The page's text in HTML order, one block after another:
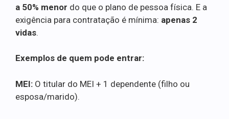
a 50% menor do que o plano de pessoa física. E a
exigência para contratação é mínima: apenas 2
vidas.
Exemplos de quem pode entrar:
MEI: O titular do MEI + 1 dependente (filho ou
esposa/marido).